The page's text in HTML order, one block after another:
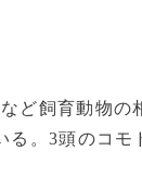
ど飼育動物の
。3頭のコ